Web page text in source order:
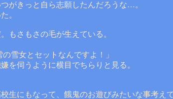
がきっと自ら志願したんだろうな…。
。
もさもさの毛が生えている。
雪女とセットなんですよ！」
を伺うように横目でちらりと見る。
生にもなって、餓鬼のお遊びみたいな事考え